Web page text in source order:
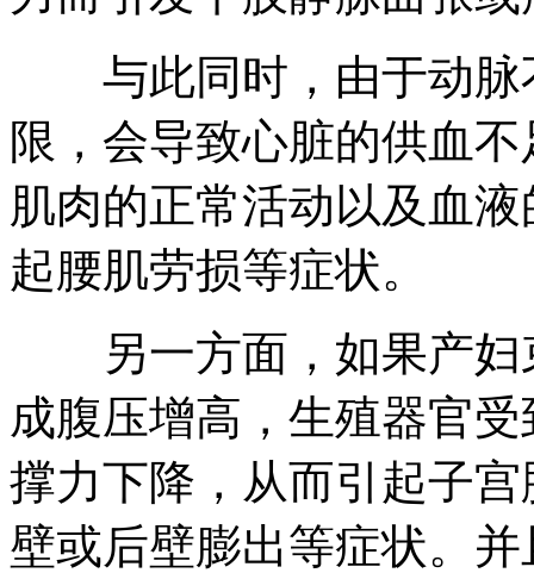
与此同时，由于动脉
限，会导致心脏的供血
肌肉的正常活动以及血
起腰肌劳损等症状。
另一方面，如果产妇
成腹压增高，生殖器官
撑力下降，从而引起子
壁或后壁膨出等症状。